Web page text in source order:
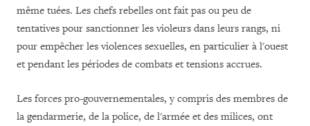
même tuées. Les chefs rebelles ont fait pas ou peu de
tentatives pour sanctionner les violeurs dans leurs rangs, ni
pour empêcher les violences sexuelles, en particulier à l'ouest
et pendant les périodes de combats et tensions accrues.
Les forces pro-gouvernementales, y compris des membres de
la gendarmerie, de la police, de l'armée et des milices, ont